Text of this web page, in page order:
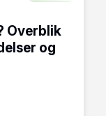
Overblik
og